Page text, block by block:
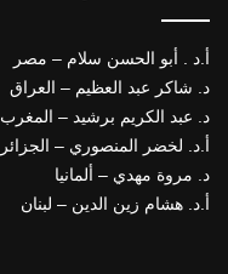
أ.د . أبو الحسن سلام – مصر
د. شاكر عبد العظيم – العراق
د. عبد الكريم برشيد – المغرب
أ.د. لخضر المنصوري – الجزائر
د. مروة مهدي – ألمانيا
أ.د. هشام زين الدين – لبنان